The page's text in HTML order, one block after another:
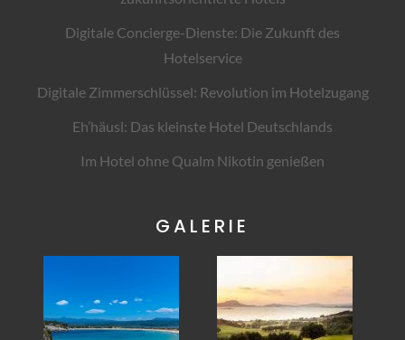
Digitale Concierge-Dienste: Die Zukunft des
Hotelservice
Digitale Zimmerschlüssel: Revolution im Hotelzugang
Eh’häusl: Das kleinste Hotel Deutschlands
Im Hotel ohne Qualm Nikotin genießen
GALERIE